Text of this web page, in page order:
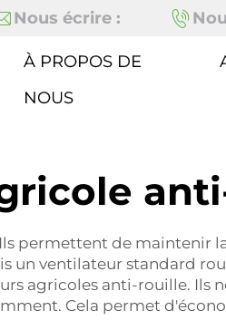
Nous écrire :
À PROPOS DE
NOUS
permettent de maintenir
un ventilateur standard
agricoles anti-rouille. Ils
Cela permet